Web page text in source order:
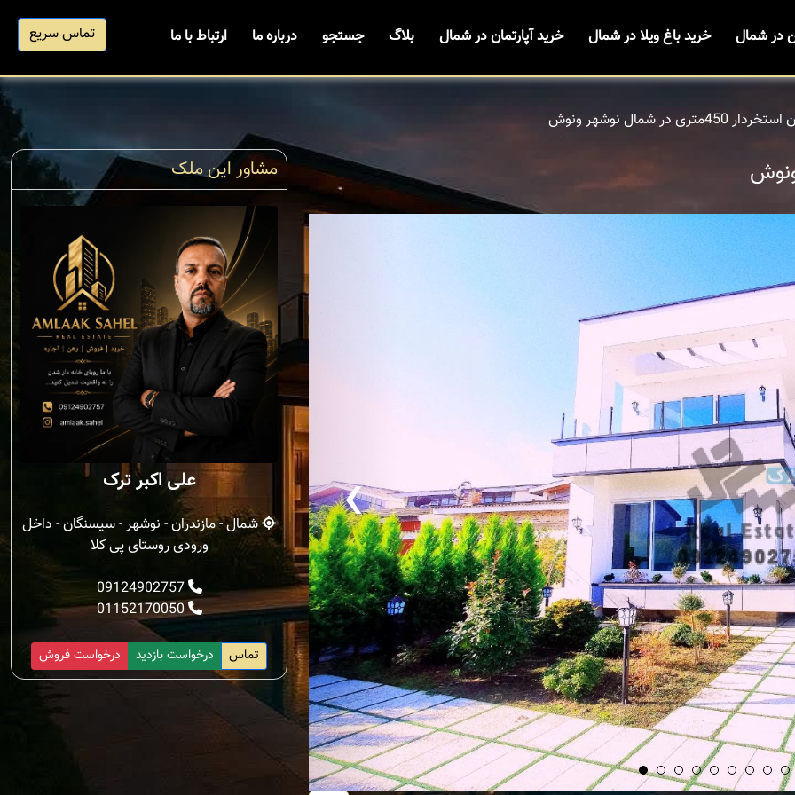
در شمال خرید باغ ویلا در شمال خرید آپارتمان در شمال بلاگ جستجو درباره ما ارتباط با ما تماس سریع
در شمال نوشهر ونوش
‹
مشاور این ملک
علی اکبر ترک
شمال - مازندران - نوشهر - سیسنگان - داخل
ورودی روستای پی کلا
09124902757
01152170050
درخواست فروش درخواست بازدید تماس